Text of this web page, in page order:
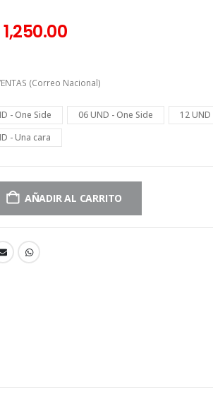
1,250.00
(Correo Nacional)
- One Side 06 UND - One Side
12
- Una cara
AÑADIR AL CARRITO